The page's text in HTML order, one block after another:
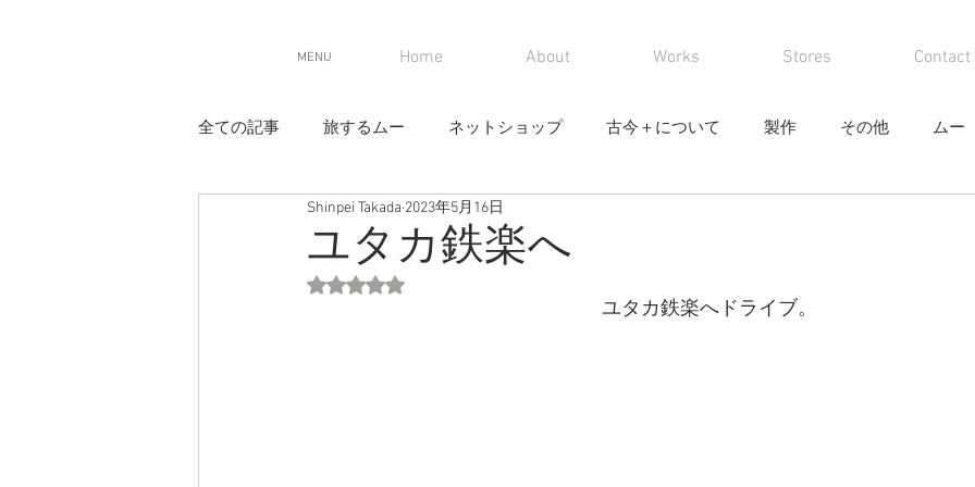
MENU Home About Works Stores Contact
全ての記事 旅するムー ネットショップ 古今＋について 製作 その他 ムー
ユタカ鉄楽へ
Shinpei Takada 2023年5月16日
5つ星のうちNaNと評価されています。
ユタカ鉄楽へドライブ。